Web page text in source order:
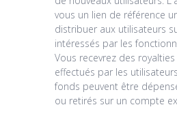
vous un lien de référence
distribuer aux utilisateurs
intéressés par les
Vous recevrez des
effectués par les
fonds peuvent être
ou retirés sur un compte